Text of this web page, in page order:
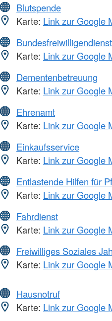
Blutspende
Karte: Link zur Google
Bundesfreiwilligendienst
Karte: Link zur Google
Dementenbetreuung
Karte: Link zur Google
Ehrenamt
Karte: Link zur Google
Einkaufsservice
Karte: Link zur Google
Entlastende Hilfen für
Karte: Link zur Google
Fahrdienst
Karte: Link zur Google
Freiwilliges Soziales
Karte: Link zur Google
Hausnotruf
Karte: Link zur Google